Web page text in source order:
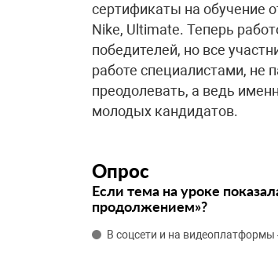
сертификаты на обучение
Nike, Ultimate. Теперь
победителей, но все
работе специалистами,
преодолевать, а ведь
молодых кандидатов.
Опрос
Если тема на уроке
продолжением»?
В соцсети и на